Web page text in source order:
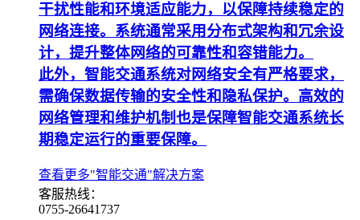
干扰性能和环境适应能力，以保障持续稳定的
网络连接。系统通常采用分布式架构和冗余设
计，提升整体网络的可靠性和容错能力。
此外，智能交通系统对网络安全有严格要求，
需确保数据传输的安全性和隐私保护。高效的
网络管理和维护机制也是保障智能交通系统长
期稳定运行的重要保障。
查看更多"智能交通"解决方案
客服热线：
0755-26641737